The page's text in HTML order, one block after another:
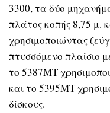
3300, τα δύο
πλάτος κοπής 8,75 μ.
χρησιμοποιώντας
πτυσσόμενο πλαίσιο
το 5387MT
και το 5395MT
δίσκους.